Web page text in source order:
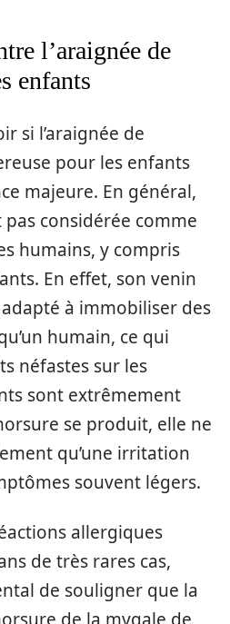
l’araignée de
enfants
si l’araignée de
pour les enfants
majeure. En général,
pas considérée comme
humains, y compris
En effet, son venin
à immobiliser des
humain, ce qui
néfastes sur les
sont extrêmement
se produit, elle ne
qu’une irritation
souvent légers.
allergiques
de très rares cas,
de souligner que la
de la mygale de